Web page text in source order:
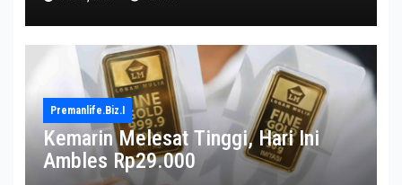
Premanlife.biz.i
Kemarin Melesat Tinggi, Hari Ini
Ambles Rp29.000